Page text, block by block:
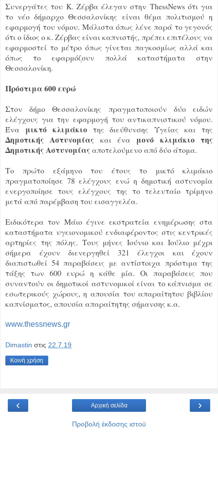
Συνεργάτες του Κ. Ζέρβα έλεγαν στην ThessNews ότι για
το νέο δήμαρχο Θεσσαλονίκης είναι θέμα πολιτισμού η
εφαρμογή του νόμου. Μάλιστα όπως λένε παρά το γεγονός
ότι ο ίδιος ο κ. Ζέρβας είναι καπνιστής, πρέπει επιτέλους να
εφαρμοστεί το μέτρο όπως γίνεται παγκοσμίως αλλά και
όπως το εφαρμόζουν πολλά καταστήματα στην
Θεσσαλονίκη.
Πρόστιμα 600 ευρώ
Στον δήμο Θεσσαλονίκης πραγματοποιούν δύο ειδών
ελέγχους για την εφαρμογή του αντικαπνιστικού νόμου.
Ένα μικτό κλιμάκιο της διεύθυνσης Υγείας και της
Δημοτικής Αστυνομίας και ένα μονό κλιμάκιο της
Δημοτικής Αστυνομίαςαποτελούμενο από δύο άτομα.
Το πρώτο εξάμηνο του έτους το μικτό κλιμάκιο
πραγματοποίησε 78 ελέγχους ενώ η δημοτική αστυνομία
ενεργοποίησε τους ελέγχους της το τελευταίο τρίμηνο
μετά από παρέμβαση του εισαγγελέα.
Ειδικότερα τον Μάιο έγινε εκστρατεία ενημέρωσης στα
καταστήματα υγειονομικού ενδιαφέροντος στις κεντρικές
αρτηρίες της πόλης. Τους μήνες Ιούνιο και Ιούλιο μέχρι
σήμερα έχουν διενεργηθεί 321 έλεγχοι και έχουν
διαπιστωθεί 54 παραβάσεις με αντίστοιχα πρόστιμα της
τάξης των 600 ευρώ η κάθε μία. Οι παραβάσεις που
συναντούν οι δημοτικοί αστυνομικοί είναι το κάπνισμα σε
εσωτερικούς χώρους, η απουσία του απαραίτητου βιβλίου
καπνίσματος, απουσία απαραίτητης σήμανσης κ.α.
www.thessnews.gr
Dimastin στις 22.7.19
Κοινή χρήση
‹ ›
Αρχική σελίδα
Προβολή έκδοσης ιστού